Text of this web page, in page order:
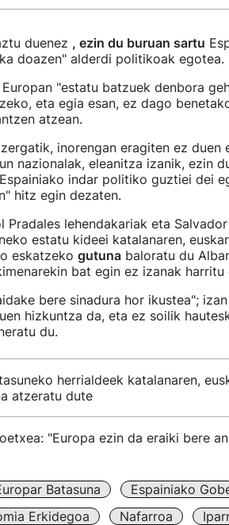
duenez , ezin du buruan sartu
doazen" alderdi politikoak egotea.
"estatu batzuek denbora
eta egia esan, ez dago
atzean.
inorengan eragiten ez duen
nazionalak, eleanitza izanik, ezin
indar politiko guztiei dei
hitz egin dezaten.
Pradales lehendakariak eta
estatu kideei katalanaren,
eskatzeko gutunabaloratu du
bat egin ez izanak harritu
bere sinadura hor ikustea";
hizkuntza da, eta ez soilik
du.
herrialdeek katalanaren,
atzeratu dute
"Europa ezin da eraiki bere
Batasuna Espainiako
Erkidegoa
Nafarroa